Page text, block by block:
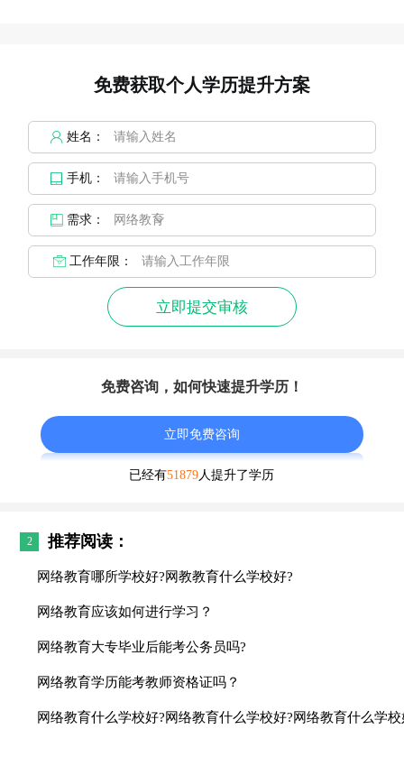
免费获取个人学历提升方案
姓名：
手机：
需求：
工作年限：
立即提交审核
免费咨询，如何快速提升学历！
立即免费咨询
已经有51879 人提升了学历
2 推荐阅读：
网络教育哪所学校好?网教教育什么学校好?
网络教育应该如何进行学习？
网络教育大专毕业后能考公务员吗?
网络教育学历能考教师资格证吗？
网络教育什么学校好?网络教育什么学校好?网络教育什么学